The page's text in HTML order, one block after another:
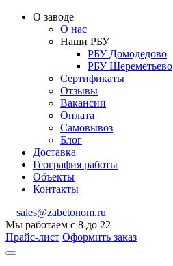
О заводе
О нас
Наши РБУ
РБУ Домодедово
РБУ Шереметьево
Сертификаты
Отзывы
Вакансии
Оплата
Самовывоз
Блог
Доставка
География работы
Объекты
Контакты
sales@zabetonom.ru
Мы работаем с 8 до 22
Прайс-лист Оформить заказ